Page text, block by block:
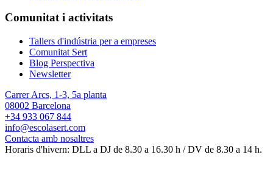
Comunitat i activitats
Tallers d'indústria per a empreses
Comunitat Sert
Blog Perspectiva
Newsletter
Carrer Arcs, 1-3, 5a planta
08002 Barcelona
+34 933 067 844
info@escolasert.com
Contacta amb nosaltres
Horaris d'hivern: DLL a DJ de 8.30 a 16.30 h / DV de 8.30 a 14 h.